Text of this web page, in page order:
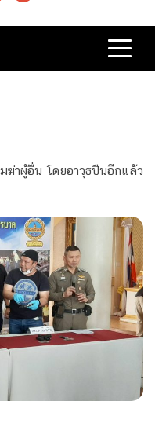
ฆ่าผู้อื่น โดยอาวุธปืนอีกแล้ว